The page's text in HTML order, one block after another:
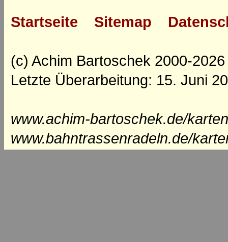
Startseite Sitemap
(c) Achim Bartoschek 2000-2026
Letzte Überarbeitung: 15. Juni
www.achim-bartoschek.de/
www.bahntrassenradeln.de/